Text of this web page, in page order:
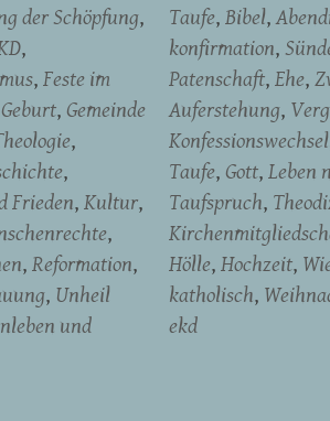
der Schöpfung
Feste im
Geburt Gemeinde
Frieden Kultur
Reformation
Unheil
und
Taufe Bibel
konfirmation
Patenschaft Ehe
Auferstehung
Konfessionswechsel
Taufe Gott Leben
Taufspruch
Hölle Hochzeit
katholisch
ekd